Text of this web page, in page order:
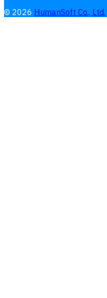
© 2026 HumanSoft Co., Ltd.